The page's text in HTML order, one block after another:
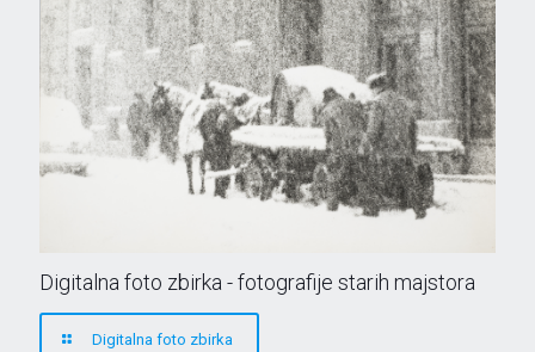
Digitalna foto zbirka - fotografije starih majstora
Digitalna foto zbirka